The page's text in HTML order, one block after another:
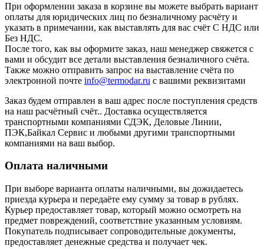
При оформлении заказа в корзине вы можете выбрать вариант
оплаты для юридических лиц по безналичному расчёту и
указать в примечании, как выставлять для вас счёт С НДС или
Без НДС.
После того, как вы оформите заказ, наш менеджер свяжется с
вами и обсудит все детали выставления безналичного счёта.
Также можно отправить запрос на выставление счёта по
электронной почте info@termodar.ru с вашими реквизитами
Заказ будем отправлен в ваш адрес после поступления средств
на наш расчётный счёт.. Доставка осуществляется
транспортными компаниями СДЭК, Деловые Линии,
ПЭК,Байкал Сервис и любыми другими транспортными
компаниями на ваш выбор.
Оплата наличными
При выборе варианта оплаты наличными, вы дожидаетесь
приезда курьера и передаёте ему сумму за товар в рублях.
Курьер предоставляет товар, который можно осмотреть на
предмет повреждений, соответствие указанным условиям.
Покупатель подписывает сопроводительные документы,
предоставляет денежные средства и получает чек.